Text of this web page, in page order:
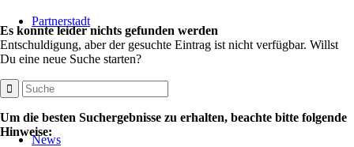
Partnerstadt
News
Es konnte leider nichts gefunden werden
Entschuldigung, aber der gesuchte Eintrag ist nicht verfügbar. Willst
Du eine neue Suche starten?
Um die besten Suchergebnisse zu erhalten, beachte bitte folgende
Hinweise: